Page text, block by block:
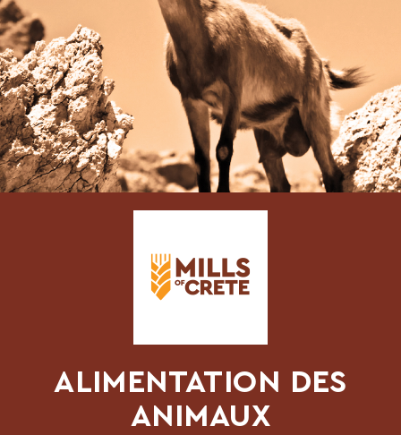
ALIMENTATION DES
ANIMAUX